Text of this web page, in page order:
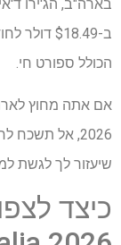
ב-$18.49
הכולל ספורט חי.
אם אתה מחוץ
2026, אל תשכח לחקור
שיעזור לך לגשת
כיצד